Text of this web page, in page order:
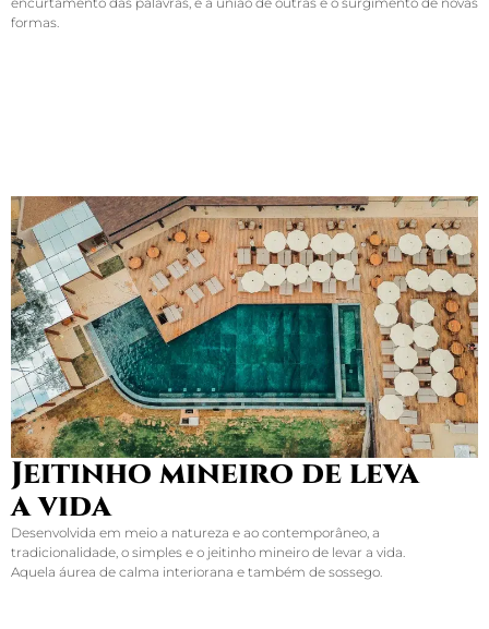
formas.
Jeitinho mineiro de leva
a vida
Desenvolvida em meio a natureza e ao contemporâneo, a
tradicionalidade, o simples e o jeitinho mineiro de levar a vida.
Aquela áurea de calma interiorana e também de sossego.